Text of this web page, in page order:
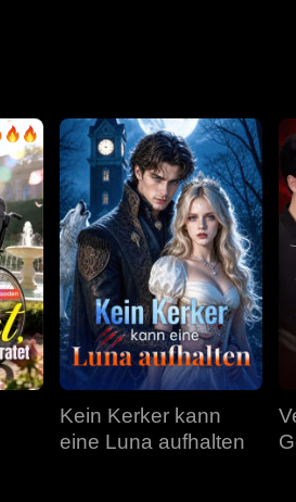
Kein Kerker kann
eine Luna aufhalten